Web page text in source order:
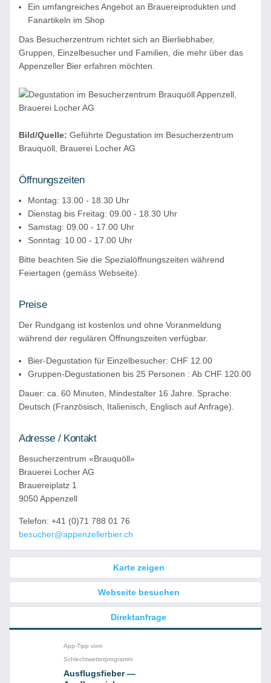
Ein umfangreiches Angebot an Brauereiprodukten und
Fanartikeln im Shop
Das Besucherzentrum richtet sich an Bierliebhaber,
Gruppen, Einzelbesucher und Familien, die mehr über das
Appenzeller Bier erfahren möchten.
Bild/Quelle: Geführte Degustation im Besucherzentrum
Brauquöll, Brauerei Locher AG
Öffnungszeiten
Montag: 13.00 - 18.30 Uhr
Dienstag bis Freitag: 09.00 - 18.30 Uhr
Samstag: 09.00 - 17.00 Uhr
Sonntag: 10.00 - 17.00 Uhr
Bitte beachten Sie die Spezialöffnungszeiten während
Feiertagen (gemäss Webseite).
Preise
Der Rundgang ist kostenlos und ohne Voranmeldung
während der regulären Öffnungszeiten verfügbar.
Bier-Degustation für Einzelbesucher: CHF 12.00
Gruppen-Degustationen bis 25 Personen : Ab CHF 120.00
Dauer: ca. 60 Minuten, Mindestalter 16 Jahre. Sprache:
Deutsch (Französisch, Italienisch, Englisch auf Anfrage).
Adresse / Kontakt
Besucherzentrum «Brauquöll»
Brauerei Locher AG
Brauereiplatz 1
9050 Appenzell
Telefon: +41 (0)71 788 01 76
besucher@appenzellerbier.ch
Karte zeigen
Webseite besuchen
Direktanfrage
App-Tipp vom
Schlechtwetterprogramm
Ausflugsfieber —